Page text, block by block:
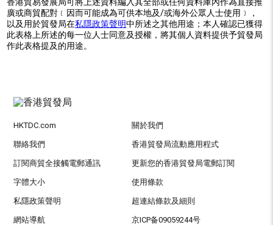
廣或商貿配對﹝因而可能成為可供本地及/或海外公眾人士使用﹞，
以及用於貿發局在私隱政策聲明中所述之其他用途；本人確認已獲得
此表格上所述的每一位人士同意及授權，將其個人資料提供予貿發局
作此表格提及的用途。
HKTDC.com 關於我們
聯絡我們 香港貿發局流動應用程式
訂閱商貿全接觸電郵通訊 更新您的香港貿發局電郵訂閱
字體大小 使用條款
私隱政策聲明 超連結條款及細則
網站導航 京ICP备09059244号